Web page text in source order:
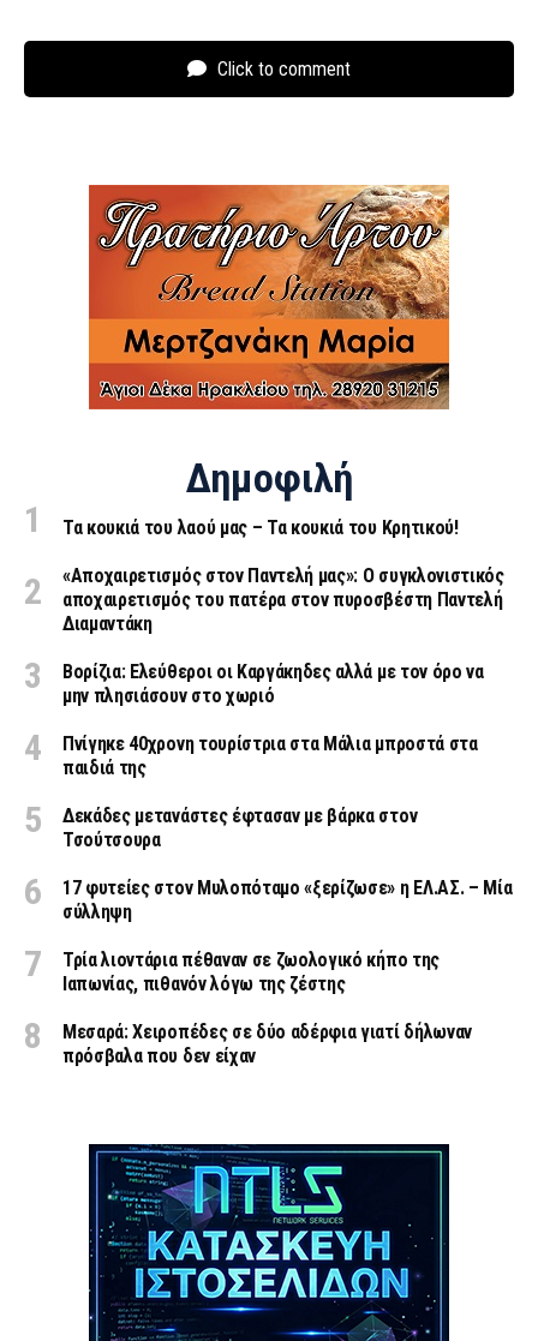
Click to comment
Δημοφιλή
Τα κουκιά του λαού μας – Τα κουκιά του Κρητικού!
«Aποχαιρετισμός στον Παντελή μας»: Ο συγκλονιστικός
αποχαιρετισμός του πατέρα στον πυροσβέστη Παντελή
Διαμαντάκη
Βορίζια: Ελεύθεροι οι Καργάκηδες αλλά με τον όρο να
μην πλησιάσουν στο χωριό
Πνίγηκε 40χρονη τουρίστρια στα Μάλια μπροστά στα
παιδιά της
Δεκάδες μετανάστες έφτασαν με βάρκα στον
Τσούτσουρα
17 φυτείες στον Μυλοπόταμο «ξερίζωσε» η ΕΛ.ΑΣ. – Μία
σύλληψη
Τρία λιοντάρια πέθαναν σε ζωολογικό κήπο της
Ιαπωνίας, πιθανόν λόγω της ζέστης
Μεσαρά: Χειροπέδες σε δύο αδέρφια γιατί δήλωναν
πρόσβαλα που δεν είχαν